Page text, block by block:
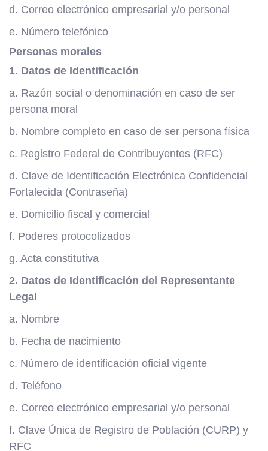
d. Correo electrónico empresarial y/o personal
e. Número telefónico
Personas morales
1. Datos de Identificación
a. Razón social o denominación en caso de ser
persona moral
b. Nombre completo en caso de ser persona física
c. Registro Federal de Contribuyentes (RFC)
d. Clave de Identificación Electrónica Confidencial
Fortalecida (Contraseña)
e. Domicilio fiscal y comercial
f. Poderes protocolizados
g. Acta constitutiva
2. Datos de Identificación del Representante
Legal
a. Nombre
b. Fecha de nacimiento
c. Número de identificación oficial vigente
d. Teléfono
e. Correo electrónico empresarial y/o personal
f. Clave Única de Registro de Población (CURP) y
RFC